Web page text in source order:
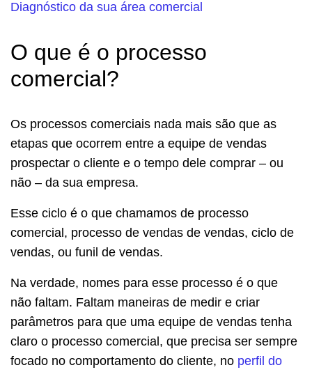
Diagnóstico da sua área comercial
O que é o processo
comercial?
Os processos comerciais nada mais são que as
etapas que ocorrem entre a equipe de vendas
prospectar o cliente e o tempo dele comprar – ou
não – da sua empresa.
Esse ciclo é o que chamamos de processo
comercial, processo de vendas de vendas, ciclo de
vendas, ou funil de vendas.
Na verdade, nomes para esse processo é o que
não faltam. Faltam maneiras de medir e criar
parâmetros para que uma equipe de vendas tenha
claro o processo comercial, que precisa ser sempre
focado no comportamento do cliente, no perfil do